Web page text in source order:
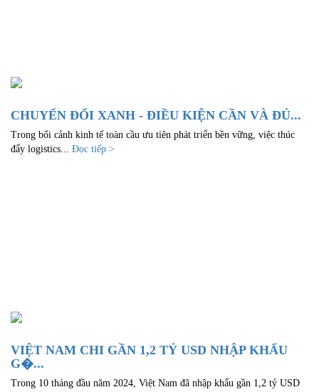
CHUYỂN ĐỔI XANH - ĐIỀU KIỆN CẦN VÀ ĐỦ...
Trong bối cảnh kinh tế toàn cầu ưu tiên phát triển bền vững, việc thúc
đẩy logistics... Đọc tiếp >
VIỆT NAM CHI GẦN 1,2 TỶ USD NHẬP KHẨU
G�...
Trong 10 tháng đầu năm 2024, Việt Nam đã nhập khẩu gần 1,2 tỷ USD